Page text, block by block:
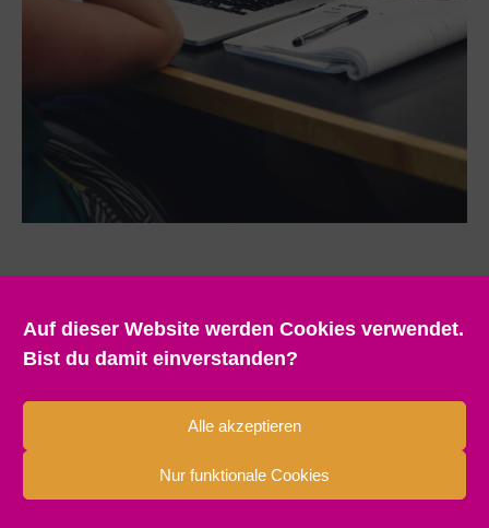
Auf dieser Website werden Cookies verwendet.
Bist du damit einverstanden?
Alle akzeptieren
Nur funktionale Cookies